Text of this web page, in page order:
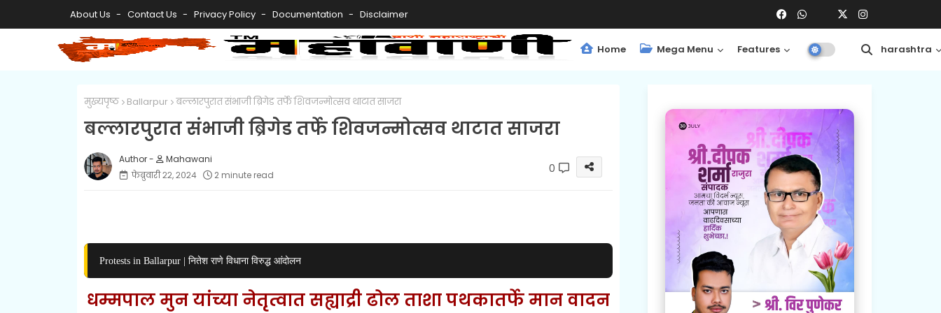
About Us Contact Us Privacy Policy Documentation Disclaimer
Home Mega Menu Features Central Maharashtra
मुख्यपृष्ठ Ballarpur बल्लारपुरात संभाजी ब्रिगेड तर्फे शिवजन्मोत्सव थाटात साजरा
बल्लारपुरात संभाजी ब्रिगेड तर्फे शिवजन्मोत्सव थाटात साजरा
Mahawani
फेब्रुवारी २२, २०२४
2 minute read 0
Protests in Ballarpur | नितेश राणे विधाना विरुद्ध आंदोलन
धम्मपाल मुन यांच्या नेतृत्वात सह्याद्री ढोल ताशा पथकातर्फे मान वादन